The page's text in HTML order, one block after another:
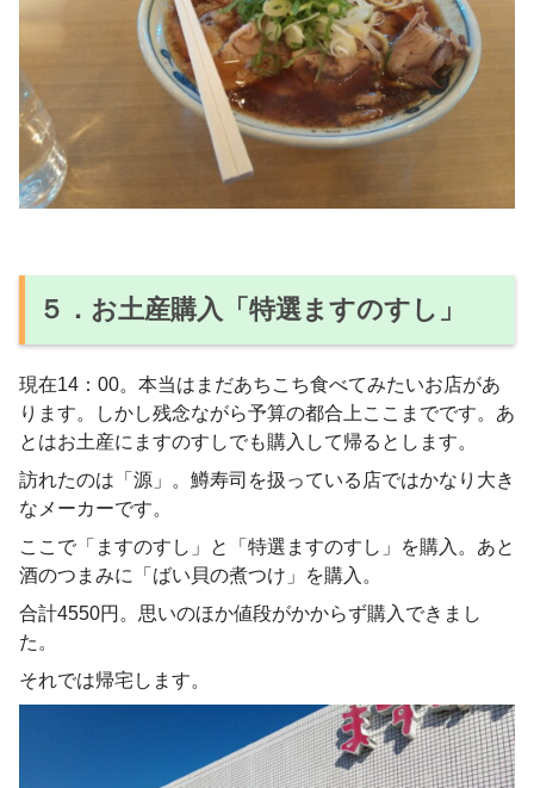
５．お土産購入「特選ますのすし」
現在14：00。本当はまだあちこち食べてみたいお店があ
ります。しかし残念ながら予算の都合上ここまでです。あ
とはお土産にますのすしでも購入して帰るとします。
訪れたのは「源」。鱒寿司を扱っている店ではかなり大き
なメーカーです。
ここで「ますのすし」と「特選ますのすし」を購入。あと
酒のつまみに「ばい貝の煮つけ」を購入。
合計4550円。思いのほか値段がかからず購入できまし
た。
それでは帰宅します。